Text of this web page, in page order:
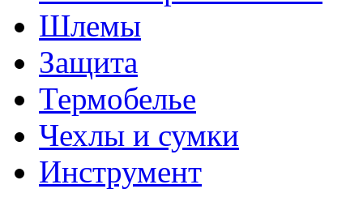
Шлемы
Защита
Термобелье
Чехлы и сумки
Инструмент